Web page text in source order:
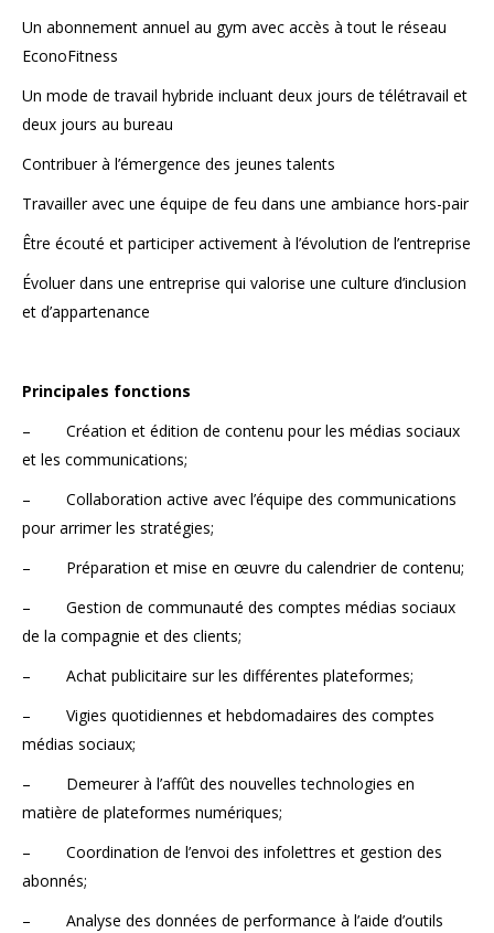
Un abonnement annuel au gym avec accès à tout le réseau
EconoFitness
Un mode de travail hybride incluant deux jours de télétravail et
deux jours au bureau
Contribuer à l’émergence des jeunes talents
Travailler avec une équipe de feu dans une ambiance hors-pair
Être écouté et participer activement à l’évolution de l’entreprise
Évoluer dans une entreprise qui valorise une culture d’inclusion
et d’appartenance
Principales fonctions
– Création et édition de contenu pour les médias sociaux
et les communications;
– Collaboration active avec l’équipe des communications
pour arrimer les stratégies;
– Préparation et mise en œuvre du calendrier de contenu;
– Gestion de communauté des comptes médias sociaux
de la compagnie et des clients;
– Achat publicitaire sur les différentes plateformes;
– Vigies quotidiennes et hebdomadaires des comptes
médias sociaux;
– Demeurer à l’affût des nouvelles technologies en
matière de plateformes numériques;
– Coordination de l’envoi des infolettres et gestion des
abonnés;
– Analyse des données de performance à l’aide d’outils